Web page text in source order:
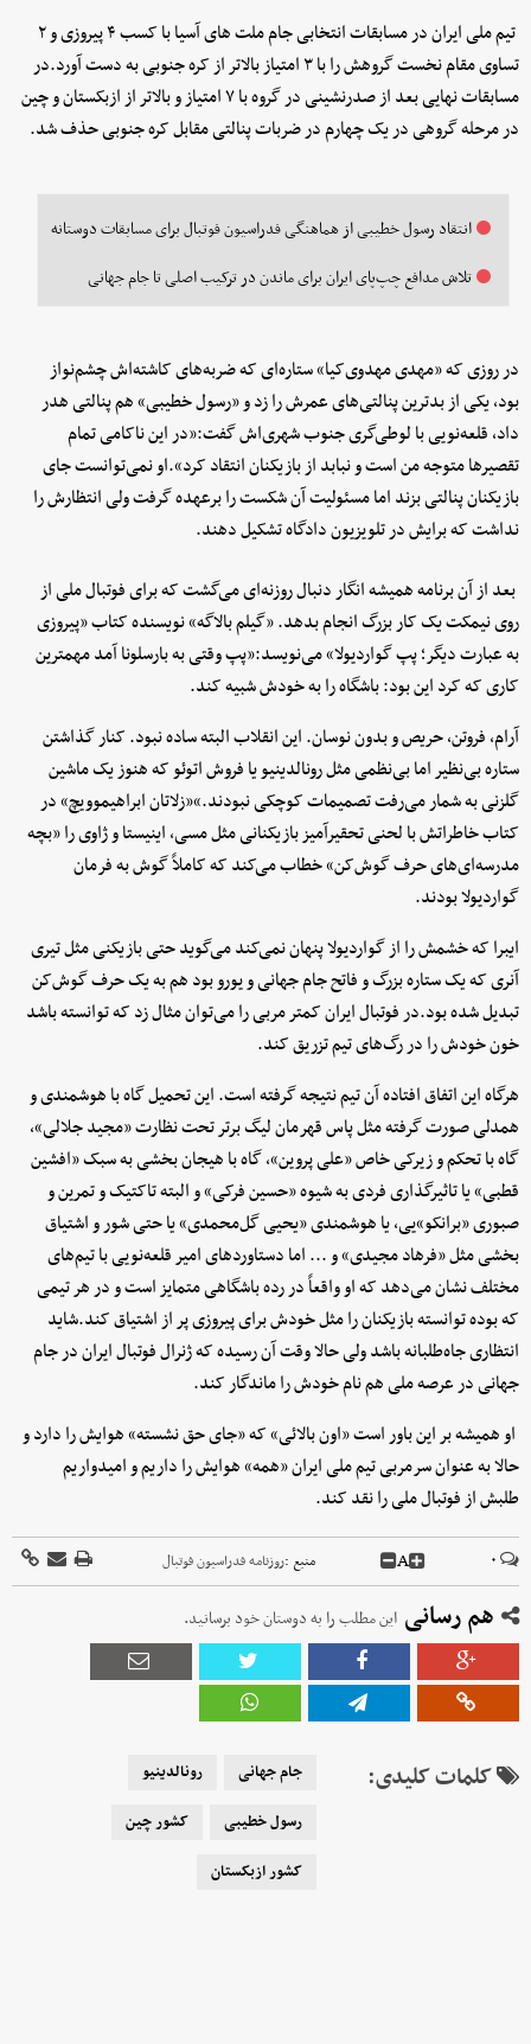
تیم ملی ایران در مسابقات انتخابی جام ملت های آسیا با کسب ۴ پیروزی و ۲
تساوی مقام نخست گروهش را با ۳ امتیاز بالاتر از کره جنوبی به دست آورد.در
مسابقات نهایی بعد از صدرنشینی در گروه با ۷ امتیاز و بالاتر از ازبکستان و چین
در مرحله گروهی در یک چهارم در ضربات پنالتی مقابل کره جنوبی حذف شد.
انتقاد رسول خطیبی از هماهنگی فدراسیون فوتبال برای مسابقات دوستانه
تلاش مدافع چپ‌پای ایران برای ماندن در ترکیب اصلی تا جام جهانی
در روزی که «مهدی مهدوی‌کیا» ستاره‌ای که ضربه‌های کاشته‌اش چشم‌نواز
بود، یکی از بدترین پنالتی‌های عمرش را زد و «رسول خطیبی» هم پنالتی هدر
داد، قلعه‌نویی با لوطی‌گری جنوب شهری‌اش گفت:«در این ناکامی تمام
تقصیرها متوجه من است و نبابد از بازیکنان انتقاد کرد».او نمی‌توانست جای
بازیکنان پنالتی بزند اما مسئولیت آن شکست را برعهده گرفت ولی انتظارش را
نداشت که برایش در تلویزیون دادگاه تشکیل دهند.
بعد از آن برنامه همیشه انگار دنبال روزنه‌ای می‌گشت که برای فوتبال ملی از
روی نیمکت یک کار بزرگ انجام بدهد. «گیلم بالاگه» نویسنده کتاب «پیروزی
به عبارت دیگر؛ پپ گواردیولا» می‌نویسد:«پپ وقتی به بارسلونا آمد مهمترین
کاری که کرد این بود: باشگاه را به خودش شبیه کند.
آرام، فروتن، حریص و بدون نوسان. این انقلاب البته ساده نبود. کنار گذاشتن
ستاره بی‌نظیر اما بی‌نظمی مثل رونالدینیو یا فروش اتوئو که هنوز یک ماشین
گلزنی به شمار می‌رفت تصمیمات کوچکی نبودند.»«زلاتان ابراهیموویچ» در
کتاب خاطراتش با لحنی تحقیرآمیز بازیکنانی مثل مسی، اینیستا و ژاوی را «بچه
مدرسه‌ای‌های حرف گوش‌کن» خطاب می‌کند که کاملاً گوش به فرمان
گواردیولا بودند.
ایبرا که خشمش را از گواردیولا پنهان نمی‌کند می‌گوید حتی بازیکنی مثل تیری
آنری که یک ستاره بزرگ و فاتح جام جهانی و یورو بود هم به یک حرف گوش‌کن
تبدیل شده بود.در فوتبال ایران کمتر مربی را می‌توان مثال زد که توانسته باشد
خون خودش را در رگ‌های تیم تزریق کند.
هرگاه این اتفاق افتاده آن تیم نتیجه گرفته است. این تحمیل گاه با هوشمندی و
همدلی صورت گرفته مثل پاس قهرمان لیگ برتر تحت نظارت «مجید جلالی»،
گاه با تحکم و زیرکی خاص «علی پروین»، گاه با هیجان بخشی به سبک «افشین
قطبی» یا تاثیرگذاری فردی به شیوه «حسین فرکی» و البته تاکتیک و تمرین و
صبوری «برانکو»یی، یا هوشمندی «یحیی گل‌محمدی» یا حتی شور و اشتیاق
بخشی مثل «فرهاد مجیدی» و ... اما دستاوردهای امیر قلعه‌نویی با تیم‌های
مختلف نشان می‌دهد که او واقعاً در رده باشگاهی متمایز است و در هر تیمی
که بوده توانسته بازیکنان را مثل خودش برای پیروزی پر از اشتیاق کند.شاید
انتظاری جاه‌طلبانه باشد ولی حالا وقت آن رسیده که ژنرال فوتبال ایران در جام
جهانی در عرصه ملی هم نام خودش را ماندگار کند.
او همیشه بر این باور است «اون بالائی» که «جای حق نشسته» هوایش را دارد و
حالا به عنوان سرمربی تیم ملی ایران «همه» هوایش را داریم و امیدواریم
طلبش از فوتبال ملی را نقد کند.
۰ A منبع :روزنامه فدراسیون فوتبال
هم رسانی این مطلب را به دوستان خود برسانید.
کلمات کلیدی: جام جهانی
رونالدینیو
رسول خطیبی
کشور چین
کشور ازبکستان